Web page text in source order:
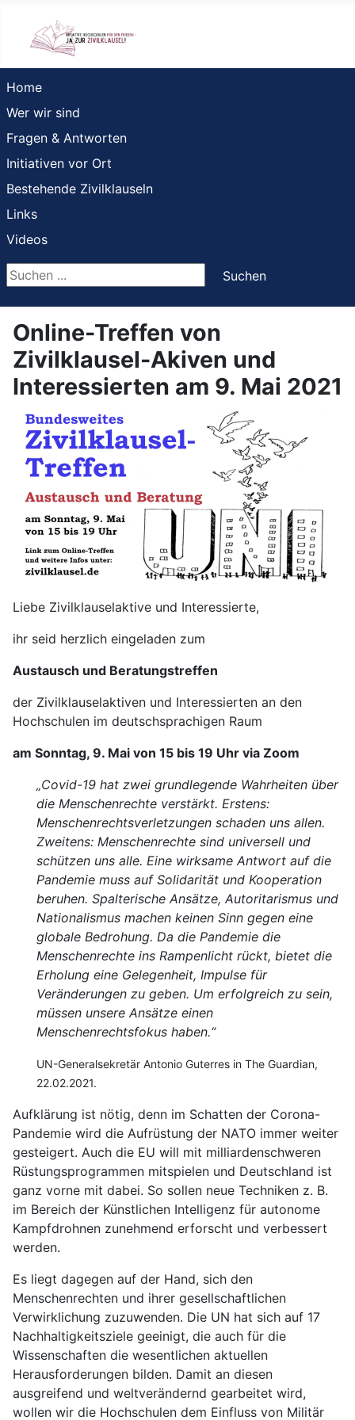
Home
Wer wir sind
Fragen & Antworten
Initiativen vor Ort
Bestehende Zivilklauseln
Links
Videos
Suchen ...
Suchen
Online-Treffen von
Zivilklausel-Akiven und
Interessierten am 9. Mai 2021
Liebe Zivilklauselaktive und Interessierte,
ihr seid herzlich eingeladen zum
Austausch und Beratungstreffen
der Zivilklauselaktiven und Interessierten an den
Hochschulen im deutschsprachigen Raum
am Sonntag, 9. Mai von 15 bis 19 Uhr via Zoom
„Covid-19 hat zwei grundlegende Wahrheiten über
die Menschenrechte verstärkt. Erstens:
Menschenrechtsverletzungen schaden uns allen.
Zweitens: Menschenrechte sind universell und
schützen uns alle. Eine wirksame Antwort auf die
Pandemie muss auf Solidarität und Kooperation
beruhen. Spalterische Ansätze, Autoritarismus und
Nationalismus machen keinen Sinn gegen eine
globale Bedrohung. Da die Pandemie die
Menschenrechte ins Rampenlicht rückt, bietet die
Erholung eine Gelegenheit, Impulse für
Veränderungen zu geben. Um erfolgreich zu sein,
müssen unsere Ansätze einen
Menschenrechtsfokus haben.“
UN-Generalsekretär Antonio Guterres in The Guardian,
22.02.2021.
Aufklärung ist nötig, denn im Schatten der Corona-
Pandemie wird die Aufrüstung der NATO immer weiter
gesteigert. Auch die EU will mit milliardenschweren
Rüstungsprogrammen mitspielen und Deutschland ist
ganz vorne mit dabei. So sollen neue Techniken z. B.
im Bereich der Künstlichen Intelligenz für autonome
Kampfdrohnen zunehmend erforscht und verbessert
werden.
Es liegt dagegen auf der Hand, sich den
Menschenrechten und ihrer gesellschaftlichen
Verwirklichung zuzuwenden. Die UN hat sich auf 17
Nachhaltigkeitsziele geeinigt, die auch für die
Wissenschaften die wesentlichen aktuellen
Herausforderungen bilden. Damit an diesen
ausgreifend und weltverändernd gearbeitet wird,
wollen wir die Hochschulen dem Einfluss von Militär